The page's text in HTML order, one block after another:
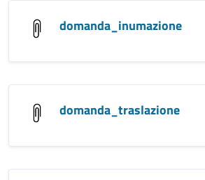
domanda_inumazione
domanda_traslazione